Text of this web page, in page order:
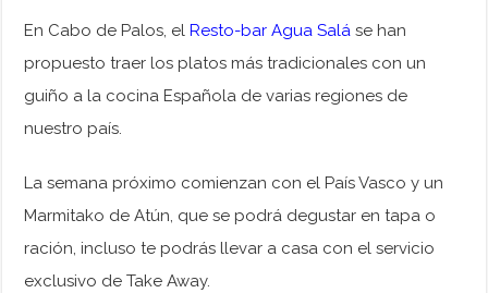
En Cabo de Palos, el Resto-bar Agua Salá se han
propuesto traer los platos más tradicionales con un
guiño a la cocina Española de varias regiones de
nuestro país.
La semana próximo comienzan con el País Vasco y un
Marmitako de Atún, que se podrá degustar en tapa o
ración, incluso te podrás llevar a casa con el servicio
exclusivo de Take Away.